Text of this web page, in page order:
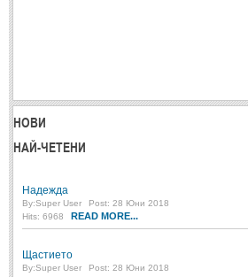
НОВИ
НАЙ-ЧЕТЕНИ
Надежда
By:Super User
Post: 28 Юни 2018
Hits: 6968
READ MORE...
Щастието
By:Super User
Post: 28 Юни 2018